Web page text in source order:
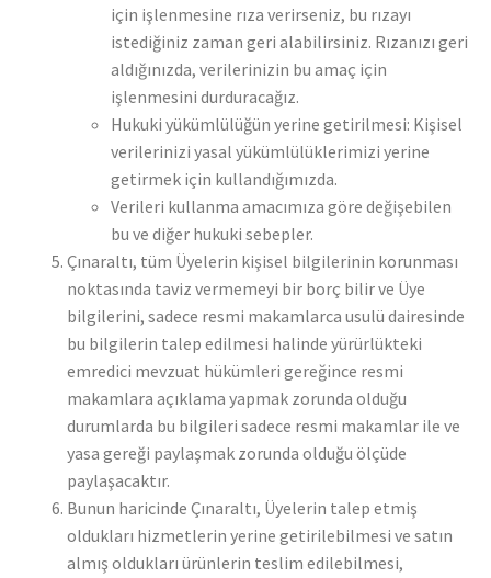
için işlenmesine rıza verirseniz, bu rızayı
istediğiniz zaman geri alabilirsiniz. Rızanızı geri
aldığınızda, verilerinizin bu amaç için
işlenmesini durduracağız.
Hukuki yükümlülüğün yerine getirilmesi: Kişisel
verilerinizi yasal yükümlülüklerimizi yerine
getirmek için kullandığımızda.
Verileri kullanma amacımıza göre değişebilen
bu ve diğer hukuki sebepler.
Çınaraltı, tüm Üyelerin kişisel bilgilerinin korunması
noktasında taviz vermemeyi bir borç bilir ve Üye
bilgilerini, sadece resmi makamlarca usulü dairesinde
bu bilgilerin talep edilmesi halinde yürürlükteki
emredici mevzuat hükümleri gereğince resmi
makamlara açıklama yapmak zorunda olduğu
durumlarda bu bilgileri sadece resmi makamlar ile ve
yasa gereği paylaşmak zorunda olduğu ölçüde
paylaşacaktır.
Bunun haricinde Çınaraltı, Üyelerin talep etmiş
oldukları hizmetlerin yerine getirilebilmesi ve satın
almış oldukları ürünlerin teslim edilebilmesi,